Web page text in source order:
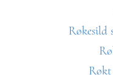
Røkesild